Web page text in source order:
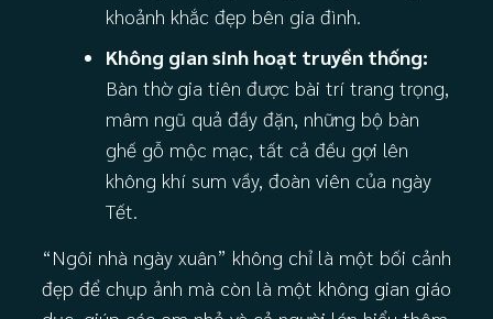
khoảnh khắc đẹp bên gia đình.
Không gian sinh hoạt truyền thống:
Bàn thờ gia tiên được bài trí trang trọng,
mâm ngũ quả đầy đặn, những bộ bàn
ghế gỗ mộc mạc, tất cả đều gợi lên
không khí sum vầy, đoàn viên của ngày
Tết.
“Ngôi nhà ngày xuân” không chỉ là một bối cảnh
đẹp để chụp ảnh mà còn là một không gian giáo